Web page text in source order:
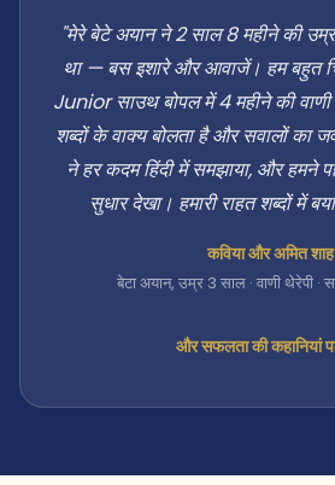
"मेरे बेटे अयान ने 2 साल 8 महीने की उम्र
था — बस इशारे और आवाजें। हम बहुत
Junior साउथ बोपल में 4 महीने की
शब्दों के वाक्य बोलता है और सवालों का
ने हर कदम हिंदी में समझाया, और हमने
सुधार देखा। हमारी राहत शब्दों में
कविया और अमित शाह
बेटा अयान, उम्र 3 साल · वाणी थेरेपी
और सफलता की कहानियां